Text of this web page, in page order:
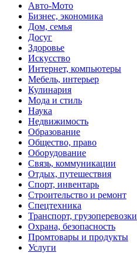
Авто-Мото
Бизнес, экономика
Дом, семья
Досуг
Здоровье
Искусство
Интернет, компьютеры
Мебель, интерьер
Кулинария
Мода и стиль
Наука
Недвижимость
Образование
Общество, право
Оборудование
Связь, коммуникации
Отдых, путешествия
Спорт, инвентарь
Строительство и ремонт
Спецтехника
Транспорт, грузоперевозки
Охрана, безопасность
Промтовары и продукты
Услуги